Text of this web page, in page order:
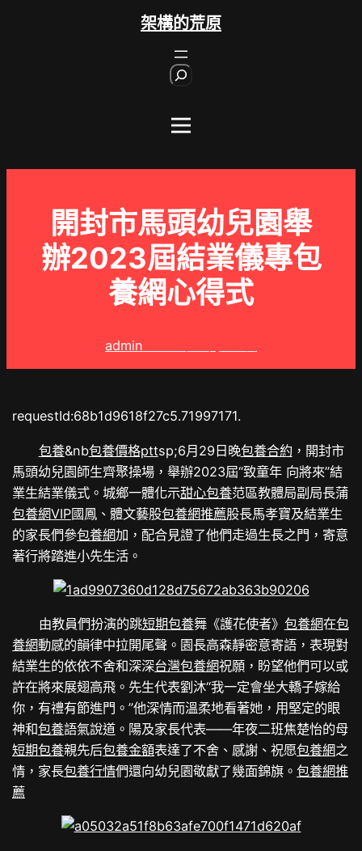
架構的荒原
開封市馬頭幼兒園舉
辦2023屆結業儀專包
養網心得式
admin
requestId:68b1d9618f27c5.71997171.
包養&nb包養價格pttsp;6月29日晚包養合約 ，開封市
馬頭幼兒園師生齊聚操場，舉辦2023屆“致童年 向將來”結
業生結業儀式。城鄉一體化示甜心包養范區教體局副局長蒲
包養網VIP國鳳、體文藝股包養網推薦股長馬孝寶及結業生
的家長們參包養網加，配合見證了他們走過生長之門，寄意
著行將踏進小先生活。
由教員們扮演的跳短期包養舞《護花使者》 包養網在包
養網動感的韻律中拉開尾聲。園長高森靜密意寄語，表現對
結業生的依依不舍和深深台灣包養網祝願，盼望他們可以或
許在將來展翅高飛。先生代表劉沐“我一定會坐大轎子嫁給
你，有禮有節進門。”他深情而溫柔地看著她，用堅定的眼
神和包養語氣說道。陽及家長代表——年夜二班焦楚怡的母
短期包養親先后包養金額表達了不舍、感謝、祝愿包養網之
情，家長包養行情們還向幼兒園敬獻了幾面錦旗。包養網推
薦